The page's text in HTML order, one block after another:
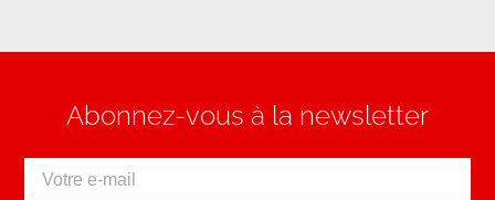
Abonnez-vous à la newsletter